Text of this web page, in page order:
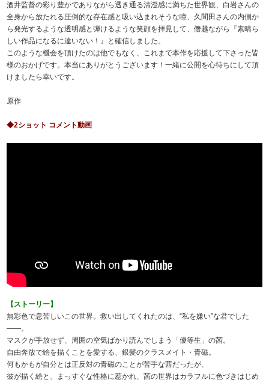
酒井監督の彩り豊かでありながら透き通る清澄感に満ちた世界観、白岩さんの
全身から放たれる圧倒的な存在感と吸い込まれそうな瞳、久間田さんの内側か
ら発光するような透明感と弾けるような笑顔を拝見して、僭越ながら『素晴ら
しい作品になるに違いない！』と確信しました。
このような機会を頂けたのは他でもなく、これまで本作を応援して下さった皆
様のおかげです。本当にありがとうございます！一緒に公開を心待ちにして頂
けましたら幸いです。
原作
◆2ショット コメント動画
【ストーリー】
無彩色で息苦しいこの世界。救い出してくれたのは、“私を嫌い”な君でした
――。
マスクが手放せず、周囲の空気ばかり読んでしまう「優等生」の茜。
自由奔放で絵を描くことを愛する、銀髪のクラスメイト・青磁。
何もかもが自分とは正反対の青磁のことが苦手な茜だったが、
彼が描く絵と、まっすぐな性格に惹かれ、茜の世界はカラフルに色づきはじめ